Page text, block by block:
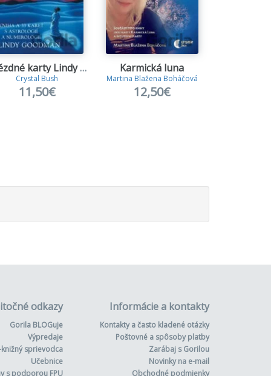
Hvězdné karty Lindy Goodman
Crystal Bush
11,50€
Karmická luna
Martina Blažena Boháčová
12,50€
odkazy
Gorila BLOGuje
Výpredaje
knižný sprievodca
Učebnice
s podporou FPU
Informácie a kontakty
Kontakty a často kladené otázky
Poštovné a spôsoby platby
Zarábaj s Gorilou
Novinky na e-mail
Obchodné podmienky